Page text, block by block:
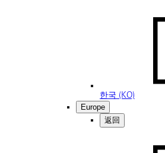
한국 (KO)
Europe
返回